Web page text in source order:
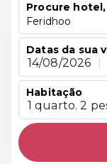
Procure
Feridhoo
Datas da sua
14/08/2026
Habitação
1 quarto. 2